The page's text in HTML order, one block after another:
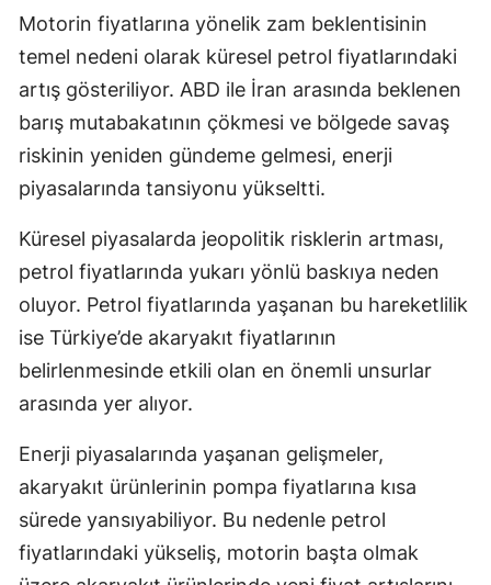
Motorin fiyatlarına yönelik zam beklentisinin
temel nedeni olarak küresel petrol fiyatlarındaki
artış gösteriliyor. ABD ile İran arasında beklenen
barış mutabakatının çökmesi ve bölgede savaş
riskinin yeniden gündeme gelmesi, enerji
piyasalarında tansiyonu yükseltti.
Küresel piyasalarda jeopolitik risklerin artması,
petrol fiyatlarında yukarı yönlü baskıya neden
oluyor. Petrol fiyatlarında yaşanan bu hareketlilik
ise Türkiye’de akaryakıt fiyatlarının
belirlenmesinde etkili olan en önemli unsurlar
arasında yer alıyor.
Enerji piyasalarında yaşanan gelişmeler,
akaryakıt ürünlerinin pompa fiyatlarına kısa
sürede yansıyabiliyor. Bu nedenle petrol
fiyatlarındaki yükseliş, motorin başta olmak